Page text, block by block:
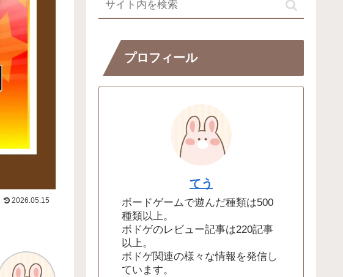
2026.05.15
プロフィール
てう
ボードゲームで遊んだ種類は500
種類以上。
ボドゲのレビュー記事は220記事
以上。
ボドゲ関連の様々な情報を発信し
ています。